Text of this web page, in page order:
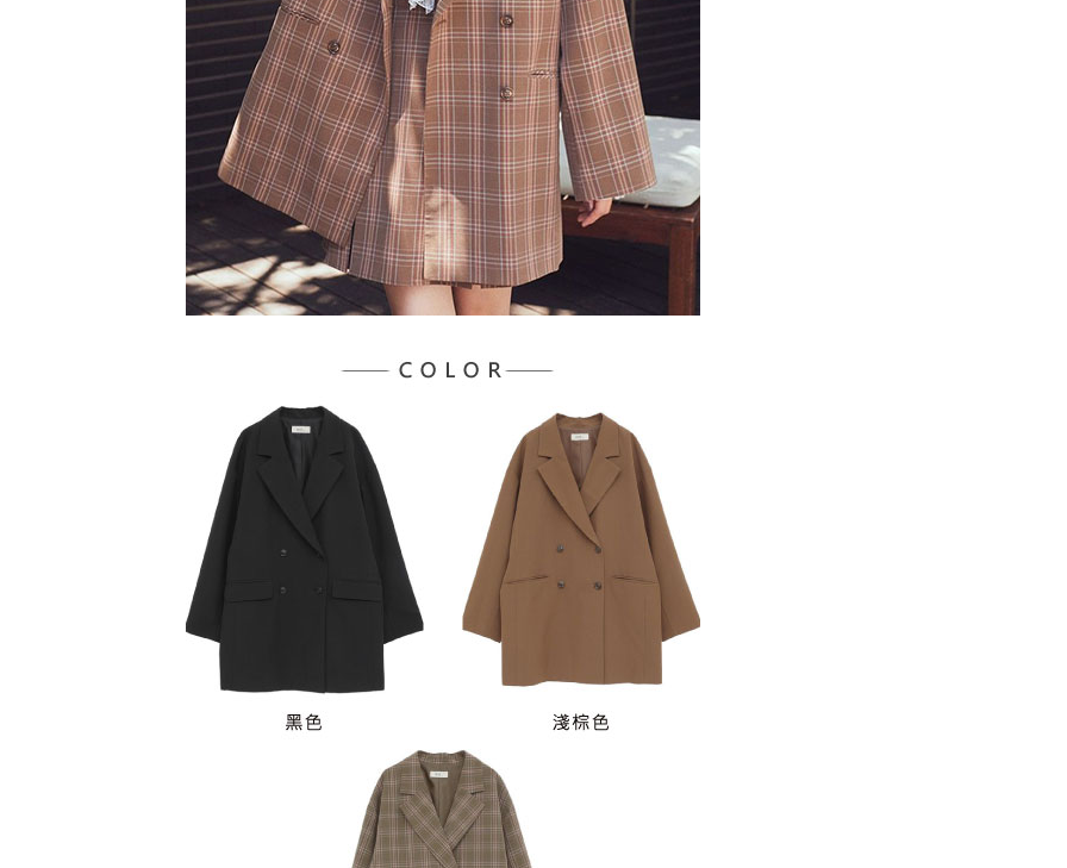
「AFTEE先享後付」，若未經同意申辦者引起之損失，本公司不負相關責
任。
４．使用「AFTEE先享後付」時，將依據個別帳號之用戶狀況，依本公司
即時審查核予不同之上限額度；若仍有額度不足之情形，本公司將視審查
結果請求用戶進行身份認證。
５．嚴禁一人註冊多個帳號或使用他人資訊註冊。若發現惡意使用之情
形，恩沛科技股份有限公司將有權停止該用戶之使用額度並採取法律行
動。
宅配
每筆NT$90，滿NT$888(含以上)免運費